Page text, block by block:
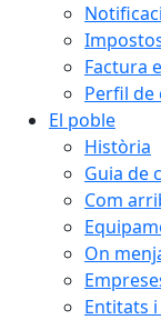
Factura
Perfil
El poble
Història
Guia de
Com
On
Entitats